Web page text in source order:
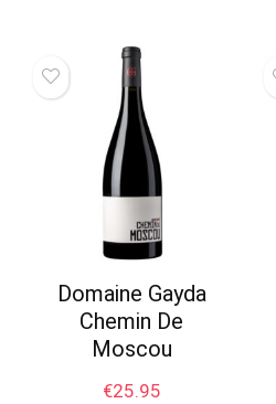
Domaine Gayda
Chemin De
Moscou
€25.95